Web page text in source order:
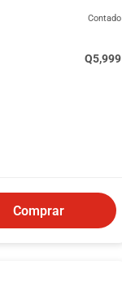
Contado
Q5,999
Comprar